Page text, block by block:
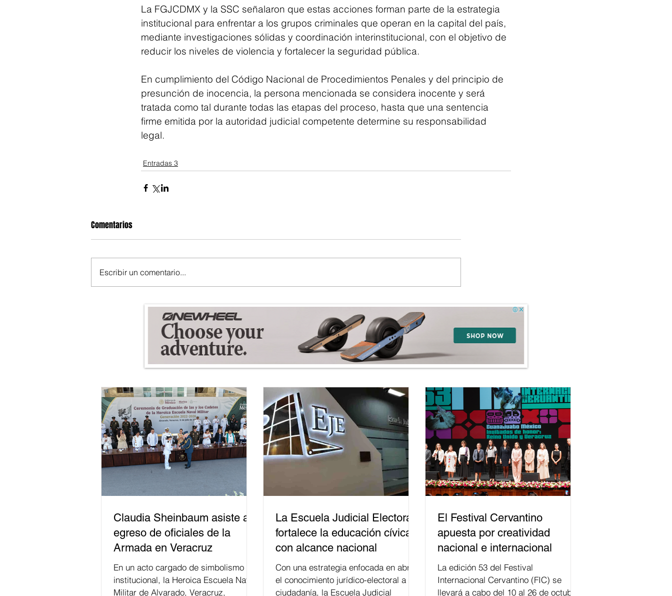
La FGJCDMX y la SSC señalaron que estas acciones forman parte de la estrategia
institucional para enfrentar a los grupos criminales que operan en la capital del país,
mediante investigaciones sólidas y coordinación interinstitucional, con el objetivo de
reducir los niveles de violencia y fortalecer la seguridad pública.
En cumplimiento del Código Nacional de Procedimientos Penales y del principio de
presunción de inocencia, la persona mencionada se considera inocente y será
tratada como tal durante todas las etapas del proceso, hasta que una sentencia
firme emitida por la autoridad judicial competente determine su responsabilidad
legal.
Entradas 3
Comentarios
Escribir un comentario...
Claudia Sheinbaum asiste a
egreso de oficiales de la
Armada en Veracruz
En un acto cargado de simbolismo
institucional, la Heroica Escuela Naval
Militar de Alvarado, Veracruz,
La Escuela Judicial Electoral
fortalece la educación cívica
con alcance nacional
Con una estrategia enfocada en abrir
el conocimiento jurídico-electoral a la
ciudadanía, la Escuela Judicial
El Festival Cervantino
apuesta por creatividad
nacional e internacional
La edición 53 del Festival
Internacional Cervantino (FIC) se
llevará a cabo del 10 al 26 de octubre